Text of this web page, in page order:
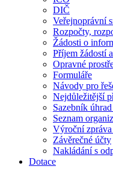
DIČ
Veřejnoprávní
Rozpočty,
Žádosti o
Příjem žádostí
Opravné
Formuláře
Návody pro
Nejdůležitější
Sazebník
Seznam
Výroční zpráva
Závěrečné účty
Nakládání s
Dotace